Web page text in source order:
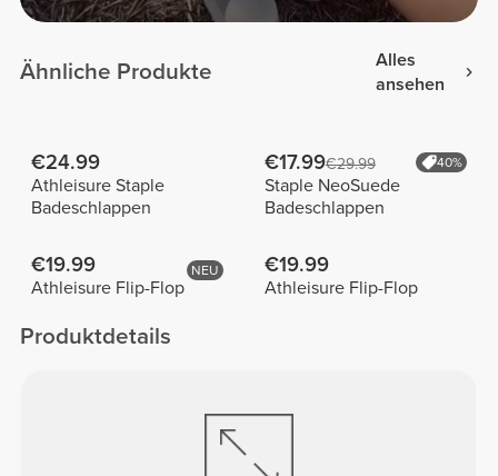
Ähnliche Produkte
Alles
ansehen
€24.99
Athleisure Staple
Badeschlappen
€17.99€29.99 40%
Staple NeoSuede
Badeschlappen
NEU
€19.99
Athleisure Flip-Flop
€19.99
Athleisure Flip-Flop
Produktdetails